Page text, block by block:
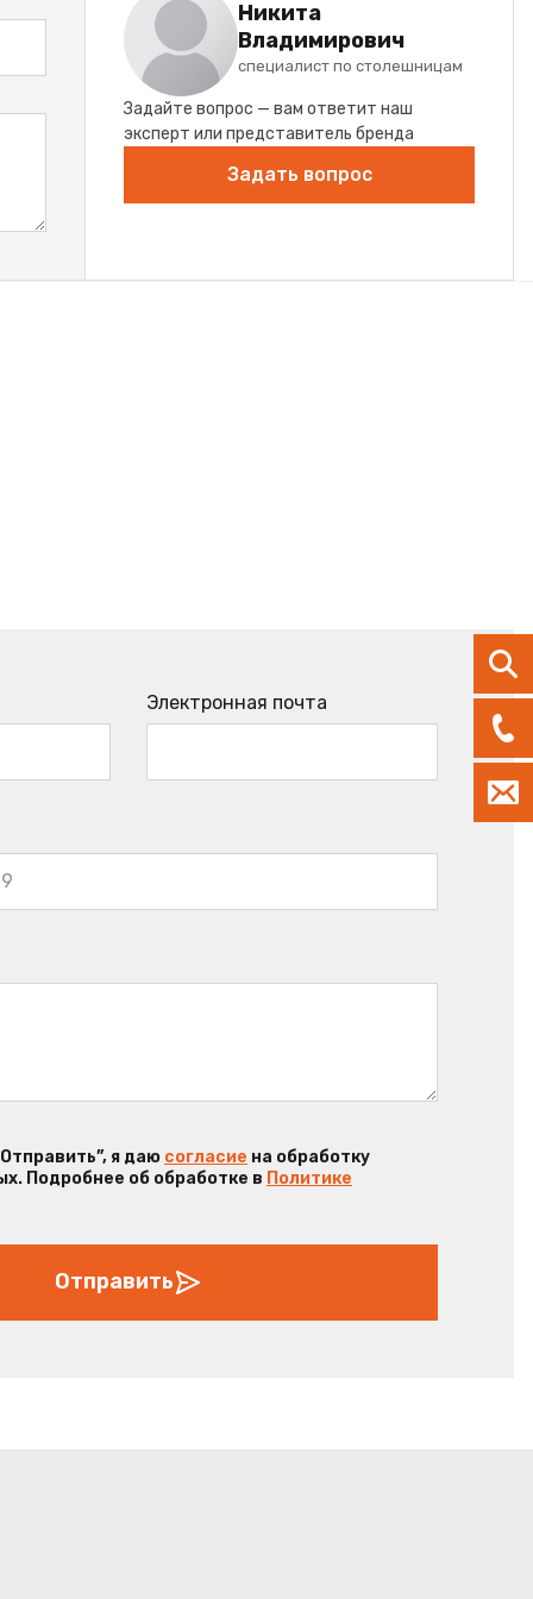
Никита
Владимирович
специалист по столешницам
Задайте вопрос — вам ответит наш
эксперт или представитель бренда
Задать вопрос
Электронная почта
я даю согласие на обработку
Подробнее об обработке в Политике
Отправить